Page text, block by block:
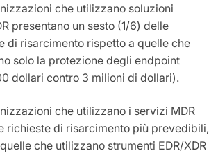
che utilizzano soluzioni
presentano un sesto (1/6) delle
di risarcimento rispetto a quelle che
solo la protezione degli endpoint
dollari contro 3 milioni di dollari).
che utilizzano i servizi MDR
richieste di risarcimento più prevedibili,
che utilizzano strumenti EDR/XDR